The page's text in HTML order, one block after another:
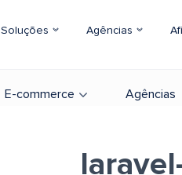
Soluções Agências
E-commerce Agências